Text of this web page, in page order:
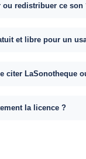
ou redistribuer ce son
et libre pour un
citer LaSonotheque
la licence ?